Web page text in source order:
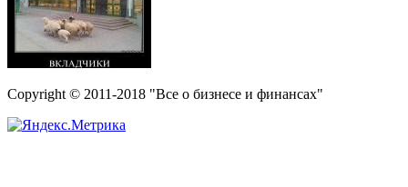
Copyright © 2011-2018 "Все о бизнесе и финансах"